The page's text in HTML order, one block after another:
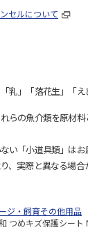
セルについて
乳」「落花生」「
らの魚介類を原材
い「小道具類」はお
実際と異なる場合
ジ・飼育その他用品
つめキズ保護シート